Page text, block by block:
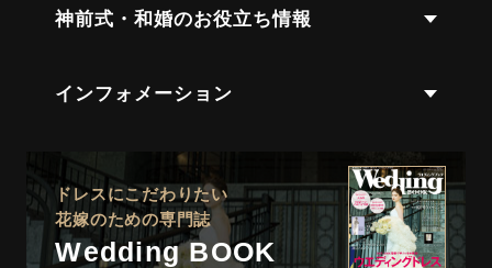
神前式・和婚のお役立ち情報
インフォメーション
ドレスにこだわりたい
花嫁のための専門誌
Wedding BOOK